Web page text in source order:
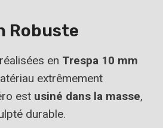
Robuste
en Trespa 10 mm
extrêmement
est usiné dans la masse,
durable.